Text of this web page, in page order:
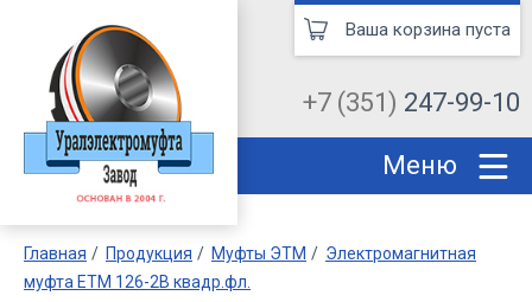
+7 (351) 247-99-10
Ваша корзина пуста
Меню
Главная Продукция Муфты ЭТМ
Электромагнитная
муфта ЕТМ 126-2В квадр.фл.